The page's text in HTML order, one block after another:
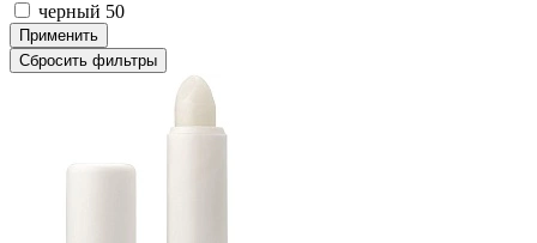
черный 50
Применить
Сбросить фильтры